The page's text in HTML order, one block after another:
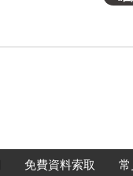
免費資料索取 常